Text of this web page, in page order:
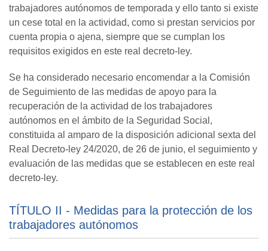
trabajadores autónomos de temporada y ello tanto si existe
un cese total en la actividad, como si prestan servicios por
cuenta propia o ajena, siempre que se cumplan los
requisitos exigidos en este real decreto-ley.
Se ha considerado necesario encomendar a la Comisión
de Seguimiento de las medidas de apoyo para la
recuperación de la actividad de los trabajadores
autónomos en el ámbito de la Seguridad Social,
constituida al amparo de la disposición adicional sexta del
Real Decreto-ley 24/2020, de 26 de junio, el seguimiento y
evaluación de las medidas que se establecen en este real
decreto-ley.
TÍTULO II - Medidas para la protección de los
trabajadores autónomos